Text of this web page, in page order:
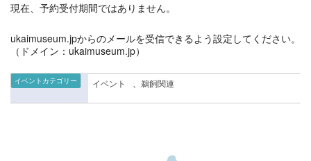
現在、予約受付期間ではありません。
ukaimuseum.jpからのメールを受信できるよう設定してください。
（ドメイン：ukaimuseum.jp）
イベントカテゴリー イベント 鵜飼関連